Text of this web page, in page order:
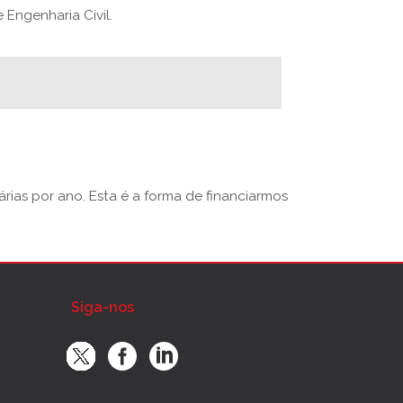
Civil.
por ano. Esta é a forma de financiarmos
Siga-nos